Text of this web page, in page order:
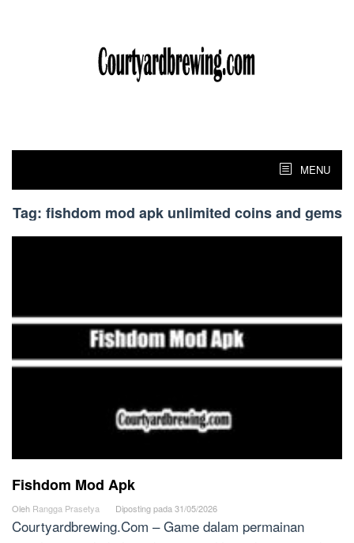
MENU
Tag: fishdom mod apk unlimited coins and gems
Fishdom Mod Apk
Oleh Rangga Prasetya Diposting pada 31/05/2026
Courtyardbrewing.Com – Game dalam permainan